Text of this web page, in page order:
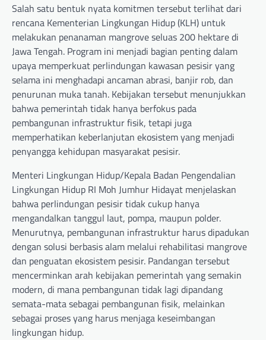
Salah satu bentuk nyata komitmen tersebut terlihat dari
rencana Kementerian Lingkungan Hidup (KLH) untuk
melakukan penanaman mangrove seluas 200 hektare di
Jawa Tengah. Program ini menjadi bagian penting dalam
upaya memperkuat perlindungan kawasan pesisir yang
selama ini menghadapi ancaman abrasi, banjir rob, dan
penurunan muka tanah. Kebijakan tersebut menunjukkan
bahwa pemerintah tidak hanya berfokus pada
pembangunan infrastruktur fisik, tetapi juga
memperhatikan keberlanjutan ekosistem yang menjadi
penyangga kehidupan masyarakat pesisir.
Menteri Lingkungan Hidup/Kepala Badan Pengendalian
Lingkungan Hidup RI Moh Jumhur Hidayat menjelaskan
bahwa perlindungan pesisir tidak cukup hanya
mengandalkan tanggul laut, pompa, maupun polder.
Menurutnya, pembangunan infrastruktur harus dipadukan
dengan solusi berbasis alam melalui rehabilitasi mangrove
dan penguatan ekosistem pesisir. Pandangan tersebut
mencerminkan arah kebijakan pemerintah yang semakin
modern, di mana pembangunan tidak lagi dipandang
semata-mata sebagai pembangunan fisik, melainkan
sebagai proses yang harus menjaga keseimbangan
lingkungan hidup.